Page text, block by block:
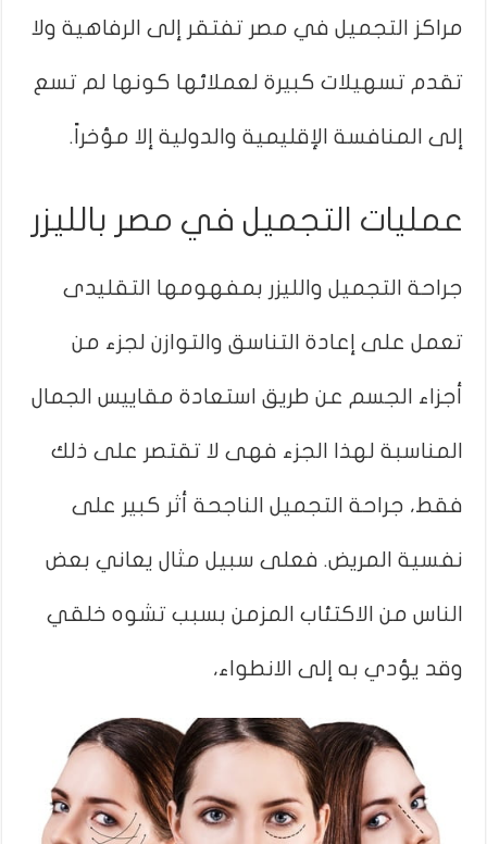
مراكز التجميل في مصر تفتقر إلى الرفاهية ولا
تقدم تسهيلات كبيرة لعملائها كونها لم تسع
إلى المنافسة الإقليمية والدولية إلا مؤخراً.
عمليات التجميل في مصر بالليزر
جراحة التجميل والليزر بمفهومها التقليدى
تعمل على إعادة التناسق والتوازن لجزء من
أجزاء الجسم عن طريق استعادة مقاييس الجمال
المناسبة لهذا الجزء فهى لا تقتصر على ذلك
فقط، جراحة التجميل الناجحة أثر كبير على
نفسية المريض. فعلى سبيل مثال يعاني بعض
الناس من الاكتئاب المزمن بسبب تشوه خلقي
وقد يؤدي به إلى الانطواء،